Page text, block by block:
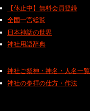
【休止中】無料会員登録
全国一宮総覧
日本神話の世界
神社用語辞典
神社ご祭神・神名・人名一覧
神社の参拝の仕方・作法